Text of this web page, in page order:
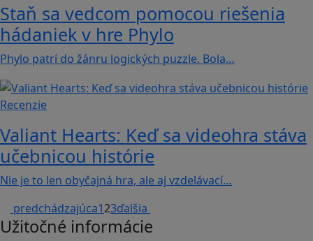
Staň sa vedcom pomocou riešenia
hádaniek v hre Phylo
Phylo patrí do žánru logických puzzle. Bola…
Recenzie
Valiant Hearts: Keď sa videohra stáva
učebnicou histórie
Nie je to len obyčajná hra, ale aj vzdelávací…
predchádzajúca123ďalšia
Užitočné informácie